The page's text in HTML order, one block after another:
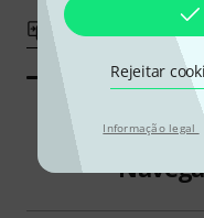
Rejeitar
Informação legal
Comparar